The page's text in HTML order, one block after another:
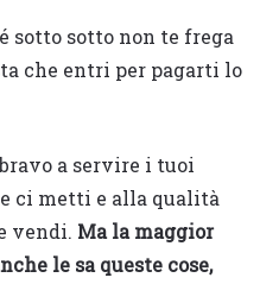
sotto sotto non te frega
che entri per pagarti lo
a servire i tuoi
ci metti e alla qualità
vendi. Ma la maggior
le sa queste cose,